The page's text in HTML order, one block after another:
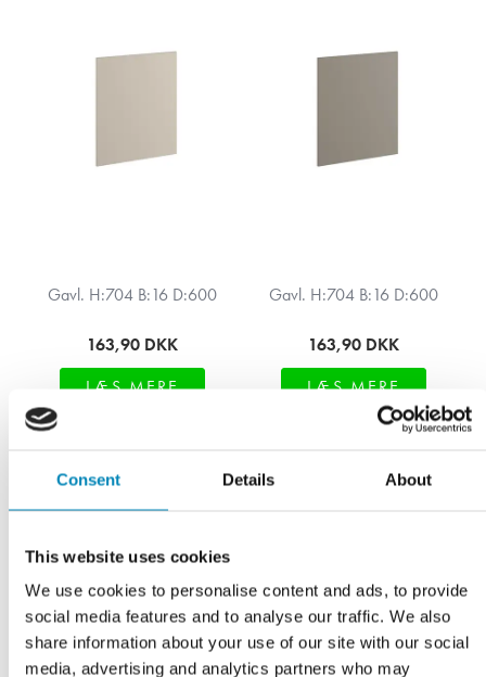
Consent Details About
This website uses cookies
We use cookies to personalise content and ads, to provide
social media features and to analyse our traffic. We also
share information about your use of our site with our social
media, advertising and analytics partners who may
Gavl. H:704 B:16 D:600
163,90 DKK
LÆS MERE
Gavl. H:704 B:16 D:600
163,90 DKK
LÆS MERE
På fjernlager